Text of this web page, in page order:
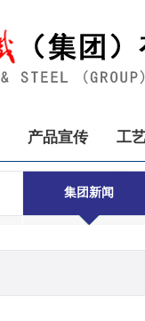
产品宣传 工
集团新闻